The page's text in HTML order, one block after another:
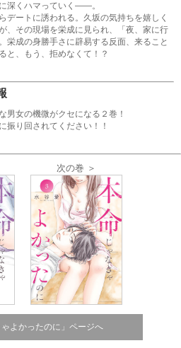
深くハマっていく――。
デートに誘われる。久坂の気持ちを嬉しく
、その現場を栄成に見られ、「夜、家に行
栄成の身勝手さに辟易する反面、来ること
と、もう、拒めなくて！？
女の機微がクセになる２巻！
振り回されてください！！
次の巻 ＞
ゃよかったのに」ページへ